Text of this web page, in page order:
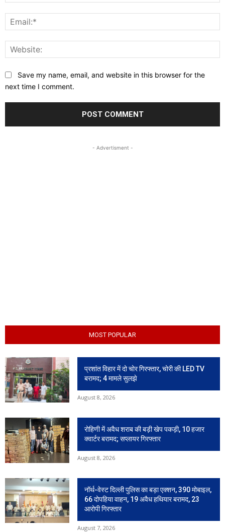
Save my name, email, and website in this browser for the
next time I comment.
- Advertisment -
MOST POPULAR
प्रशांत विहार में दो चोर गिरफ्तार, चोरी की LED TV
बरामद; 4 मामले सुलझे
August 8, 2026
रोहिणी में अवैध शराब की बड़ी खेप पकड़ी, 10 हजार
क्वार्टर बरामद; सप्लायर गिरफ्तार
August 8, 2026
नॉर्थ-वेस्ट दिल्ली पुलिस का बड़ा एक्शन, 390 मोबाइल,
66 दोपहिया वाहन, 19 अवैध हथियार बरामद, 23
आरोपी गिरफ्तार
August 7, 2026